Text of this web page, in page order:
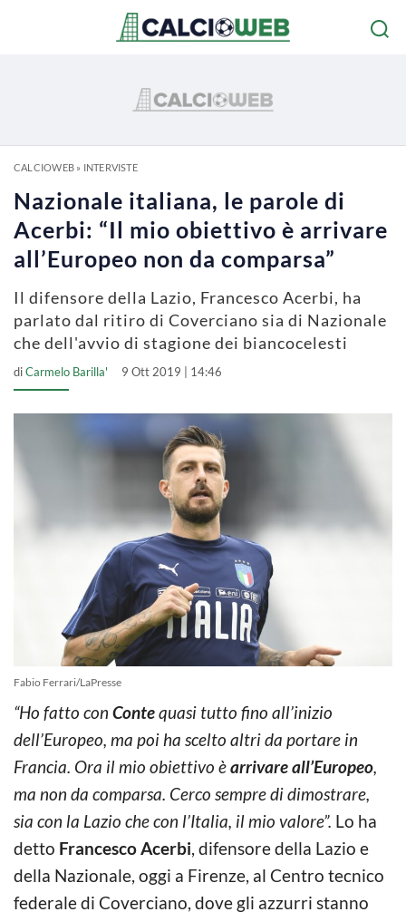
CALCIOWEB» INTERVISTE
Nazionale italiana, le parole di
Acerbi: “Il mio obiettivo è arrivare
all’Europeo non da comparsa”
Il difensore della Lazio, Francesco Acerbi, ha
parlato dal ritiro di Coverciano sia di Nazionale
che dell'avvio di stagione dei biancocelesti
diCarmelo Barilla' 9 Ott 2019 | 14:46
Fabio Ferrari/LaPresse
“Ho fatto con Contequasi tutto fino all’inizio
dell’Europeo, ma poi ha scelto altri da portare in
Francia. Ora il mio obiettivo èarrivare all’Europeo,
ma non da comparsa. Cerco sempre di dimostrare,
sia con la Lazio che con l’Italia, il mio valore”. Lo ha
detto Francesco Acerbi, difensore della Lazio e
della Nazionale, oggi a Firenze, al Centro tecnico
federale di Coverciano, dove gli azzurri stanno